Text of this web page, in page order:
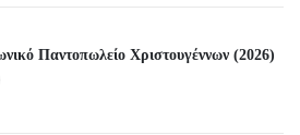
Παντοπωλείο Χριστουγέννων (2026)